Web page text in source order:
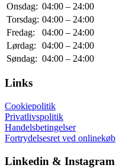
Onsdag: 04:00 – 24:00
Torsdag: 04:00 – 24:00
Fredag:
04:00 – 24:00
Lørdag:
04:00 – 24:00
Søndag: 04:00 – 24:00
Links
Cookiepolitik
Privatlivspolitik
Handelsbetingelser
Fortrydelsesret ved onlinekøb
Linkedin & Instagram